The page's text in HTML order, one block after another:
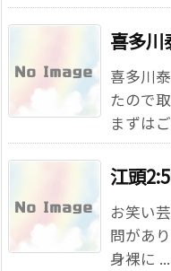
喜多川
喜多川
たので
まずは
江頭
お笑い
問があ
身裸に ...